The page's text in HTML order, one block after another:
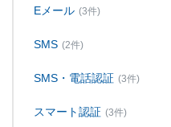
Eメール (3件)
SMS (2件)
SMS・電話認証 (3件)
スマート認証 (3件)